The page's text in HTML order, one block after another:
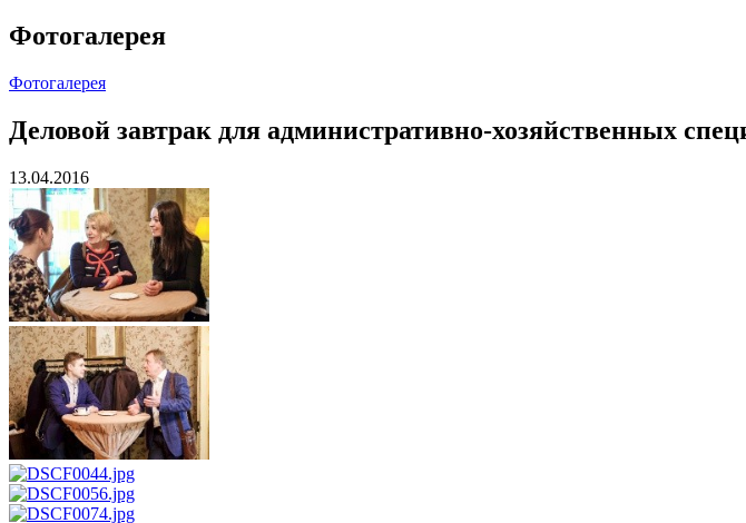
Фотогалерея
Фотогалерея
Деловой завтрак для административно-хозяйственных
13.04.2016